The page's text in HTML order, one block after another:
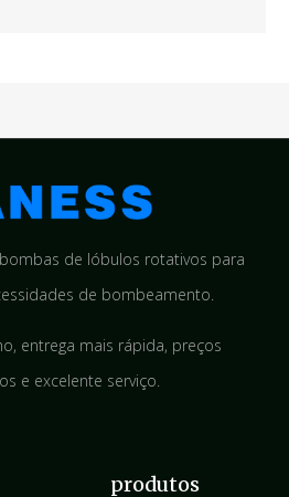
de lóbulos rotativos para
de bombeamento.
entrega mais rápida, preços
e excelente serviço.
produtos